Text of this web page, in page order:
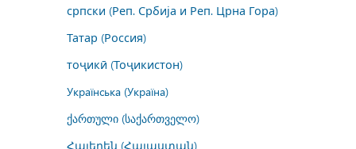
српски (Реп. Србија и Реп. Црна Гора)
Татар (Россия)
тоҷикӣ (Тоҷикистон)
Українська (Україна)
ქართული (საქართველო)
Հայերեն (Հայաստան)